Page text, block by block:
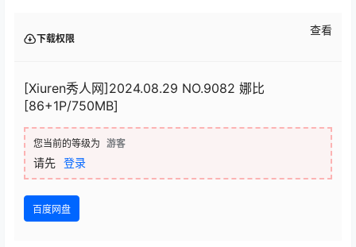
下载权限
查看
[Xiuren秀人网]2024.08.29 NO.9082 娜比
[86+1P/750MB]
您当前的等级为 游客
请先 登录
百度网盘